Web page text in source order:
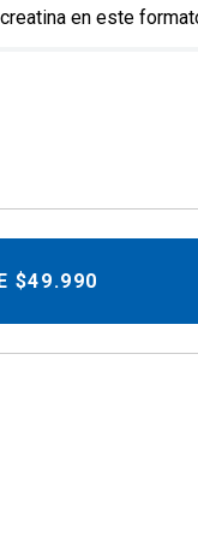
en este
$49.990